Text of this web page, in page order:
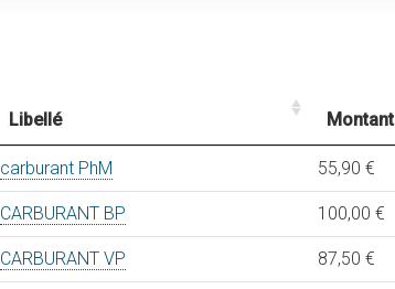
Libellé Montant
carburant PhM 55,90 €
CARBURANT BP 100,00 €
CARBURANT VP 87,50 €